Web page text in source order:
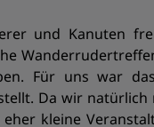
und Kanuten
Für uns war
Da wir natürlich
kleine